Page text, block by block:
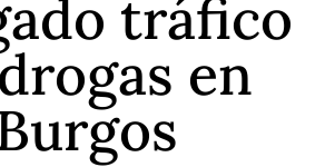
tráfico
en